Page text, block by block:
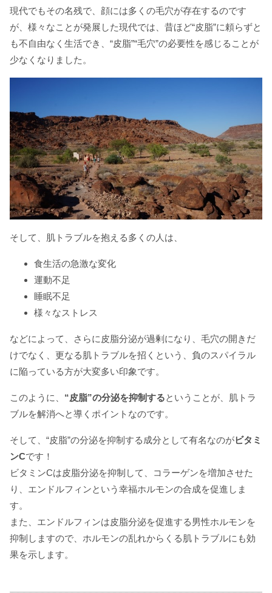
現代でもその名残で、顔には多くの毛穴が存在するのです
が、様々なことが発展した現代では、昔ほど“皮脂”に頼らずと
も不自由なく生活でき、“皮脂”“毛穴”の必要性を感じることが
少なくなりました。
そして、肌トラブルを抱える多くの人は、
食生活の急激な変化
運動不足
睡眠不足
様々なストレス
などによって、さらに皮脂分泌が過剰になり、毛穴の開きだ
けでなく、更なる肌トラブルを招くという、負のスパイラル
に陥っている方が大変多い印象です。
このように、 “皮脂”の分泌を抑制するということが、肌トラ
ブルを解消へと導くポイントなのです。
そして、“皮脂”の分泌を抑制する成分として有名なのがビタミ
ンCです！
ビタミンCは皮脂分泌を抑制して、コラーゲンを増加させた
り、エンドルフィンという幸福ホルモンの合成を促進しま
す。
また、エンドルフィンは皮脂分泌を促進する男性ホルモンを
抑制しますので、ホルモンの乱れからくる肌トラブルにも効
果を示します。